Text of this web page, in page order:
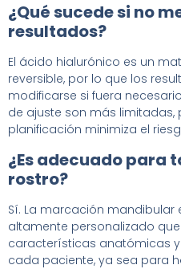
¿Qué sucede si no
resultados?
El ácido hialurónico es un
reversible, por lo que los
modificarse si fuera
de ajuste son más
planificación minimiza el
¿Es adecuado para
rostro?
Sí. La marcación mandibular
altamente personalizado
características anatómicas
cada paciente, ya sea para